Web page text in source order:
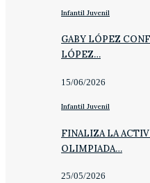
Infantil Juvenil
GABY LÓPEZ
LÓPEZ…
15/06/2026
Infantil Juvenil
FINALIZA LA
OLIMPIADA…
25/05/2026